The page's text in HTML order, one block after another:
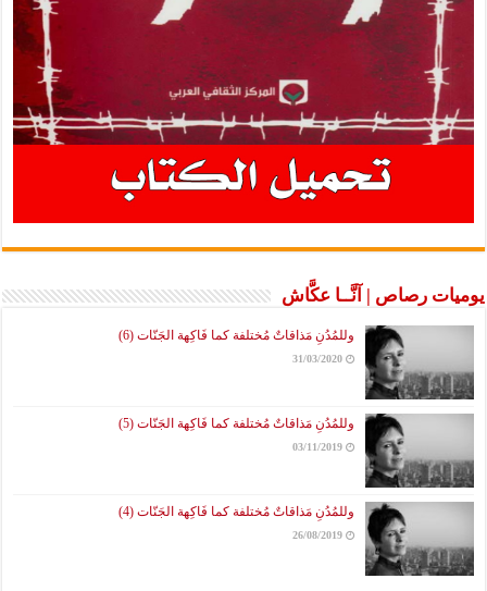
يوميات رصاص | آنَّــا عكَّاش
وللمُدُنِ مَذاقاتٌ مُختلفة كما فَاكِهة الجَنّات (6)
31/03/2020
وللمُدُنِ مَذاقاتٌ مُختلفة كما فَاكِهة الجَنّات (5)
03/11/2019
وللمُدُنِ مَذاقاتٌ مُختلفة كما فَاكِهة الجَنّات (4)
26/08/2019